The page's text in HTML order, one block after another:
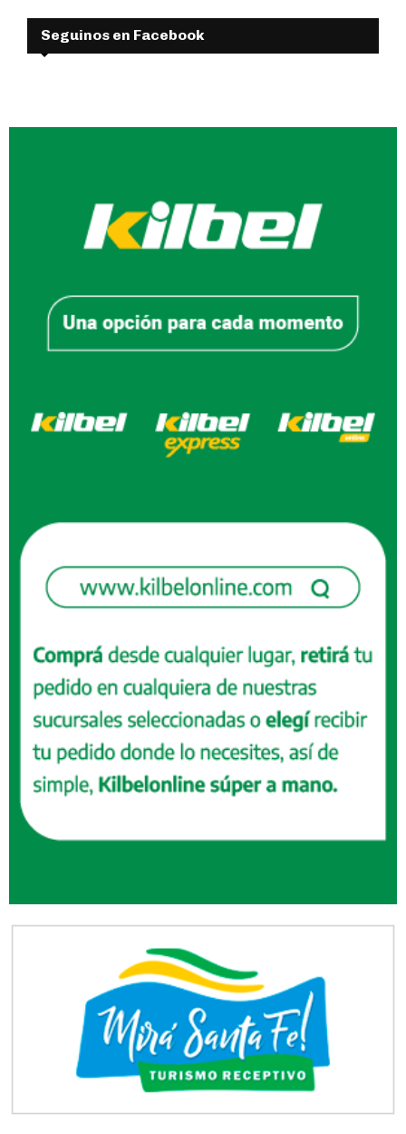
Seguinos en Facebook